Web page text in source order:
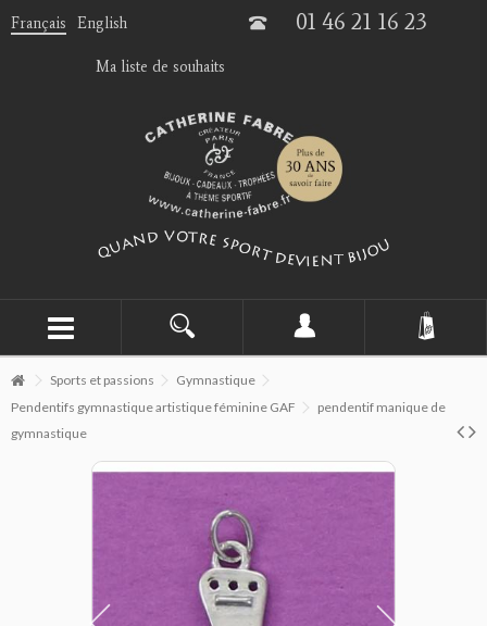
Français English 01 46 21 16 23
Ma liste de souhaits
Sports et passions
Gymnastique
Pendentifs gymnastique artistique féminine GAF
pendentif manique de
gymnastique